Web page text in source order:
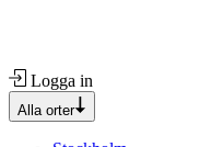
Logga in
Alla orter